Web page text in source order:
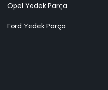
Opel Yedek Parça
Ford Yedek Parça